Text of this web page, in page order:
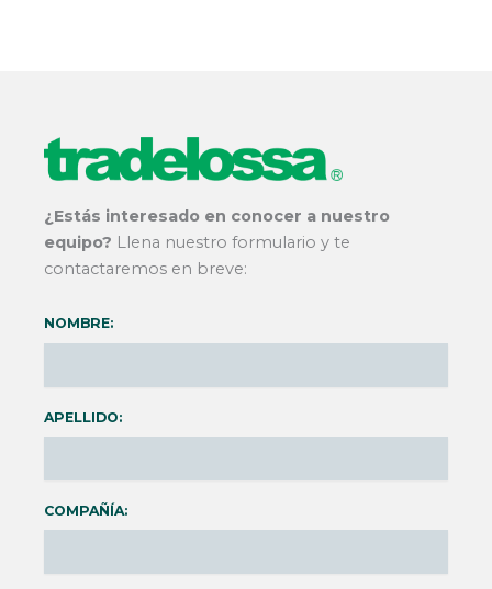
¿Estás interesado en conocer a nuestro
equipo? Llena nuestro formulario y te
contactaremos en breve:
NOMBRE:
APELLIDO:
COMPAÑÍA: